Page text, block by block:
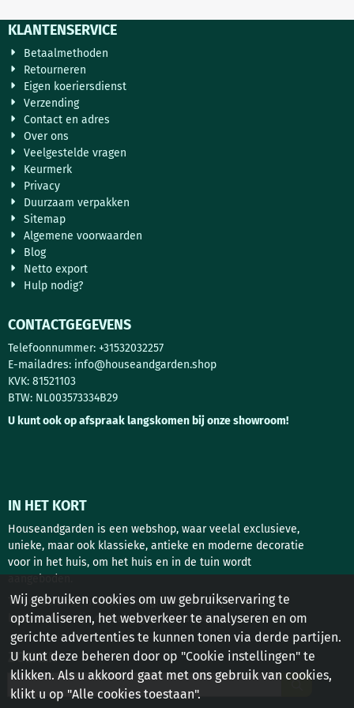
KLANTENSERVICE
Betaalmethoden
Retourneren
Eigen koeriersdienst
Verzending
Contact en adres
Over ons
Veelgestelde vragen
Keurmerk
Privacy
Duurzaam verpakken
Sitemap
Algemene voorwaarden
Blog
Netto export
Hulp nodig?
CONTACTGEGEVENS
Telefoonnummer: +31532032257
E-mailadres: info@houseandgarden.shop
KVK: 81521103
BTW: NL003573334B29
U kunt ook op afspraak langskomen bij onze showroom!
IN HET KORT
Houseandgarden is een webshop, waar veelal exclusieve,
unieke, maar ook klassieke, antieke en moderne decoratie
voor in het huis, om het huis en in de tuin wordt
aangeboden.
Tuindecoratie, interieur design, deurbeslag en antieke
bouwstoffen zijn de belangrijkste rubrieken!
ZOEKEN
Zoeken
Wij gebruiken cookies om uw gebruikservaring te
optimaliseren, het webverkeer te analyseren en om
gerichte advertenties te kunnen tonen via derde partijen.
U kunt deze beheren door op "Cookie instellingen" te
klikken. Als u akkoord gaat met ons gebruik van cookies,
klikt u op "Alle cookies toestaan".